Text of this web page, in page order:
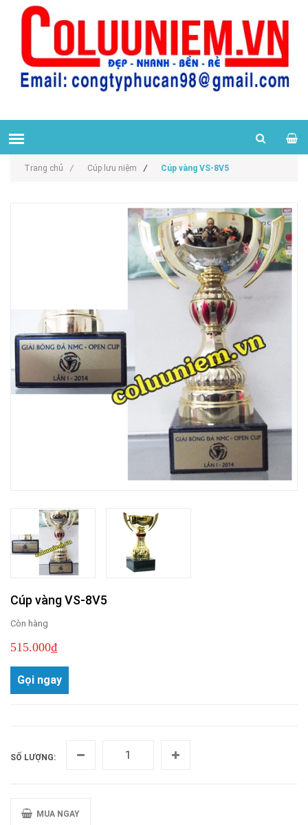
Trang chủ / Cúp lưu niệm / Cúp vàng VS-8V5
Cúp vàng VS-8V5
Còn hàng
515.000₫
Gọi ngay
SỐ LƯỢNG:
MUA NGAY